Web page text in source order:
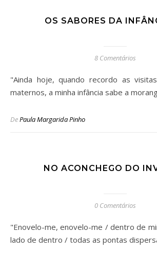
OS SABORES DA
8 Comentários
"Ainda hoje, quando recordo as visitas aos meus avós
maternos, a minha infância sabe a
DePaula Margarida Pinho
NO ACONCHEGO DO
0 Comentários
"Enovelo-me, enovelo-me / dentro de mim. / Enrolo para o
lado de dentro / todas as pontas